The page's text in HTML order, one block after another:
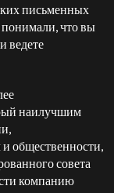
письменных
понимали, что вы
ведете
наилучшим
общественности,
совета
компанию